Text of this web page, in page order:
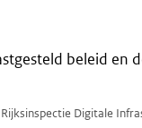
beleid en
Digitale